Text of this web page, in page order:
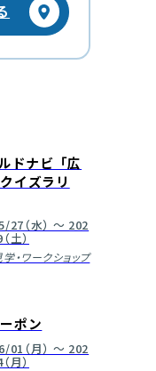
ドナビ「広
イズラリ
27（水） ～ 202
土）
・ワークショップ
ポン
01（月） ～ 202
月）